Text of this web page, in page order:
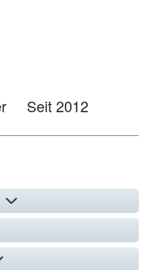
Seit 2012